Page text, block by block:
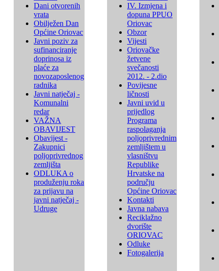
Dani otvorenih
vrata
Obilježen Dan
Općine Oriovac
Javni poziv za
sufinanciranje
doprinosa iz
plaće za
novozaposlenog
radnika
Javni natječaj -
Komunalni
redar
VAŽNA
OBAVIJEST
Obavijest -
Zakupnici
poljoprivrednog
zemljišta
ODLUKA o
produženju roka
za prijavu na
javni natječaj -
Udruge
IV. Izmjena i
dopuna PPUO
Oriovac
Obzor
Vijesti
Oriovačke
žetvene
svečanosti
2012. - 2.dio
Povijesne
ličnosti
Javni uvid u
prijedlog
Programa
raspolaganja
poljoprivrednim
zemljištem u
vlasništvu
Republike
Hrvatske na
području
Općine Oriovac
Kontakti
Javna nabava
Reciklažno
dvorište
ORIOVAC
Odluke
Fotogalerija